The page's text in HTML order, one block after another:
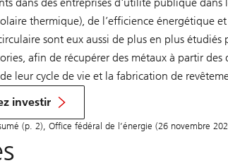
thermique), de l’efficience énergétique
sont eux aussi de plus en plus étudiés
afin de récupérer des métaux à partir
leur cycle de vie et la fabrication de
investir
(p. 2), Office fédéral de l’énergie (26 novembre